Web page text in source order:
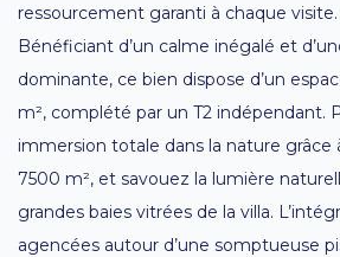
ressourcement garanti à chaque visite.
Bénéficiant d’un calme inégalé et
dominante, ce bien dispose d’un
m², complété par un T2 indépendant.
immersion totale dans la nature grâce
7500 m², et savouez la lumière
grandes baies vitrées de la villa.
agencées autour d’une somptueuse